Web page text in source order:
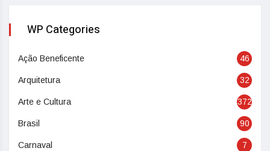
WP Categories
Ação Beneficente 46
Arquitetura 32
Arte e Cultura 372
Brasil 90
Carnaval 7